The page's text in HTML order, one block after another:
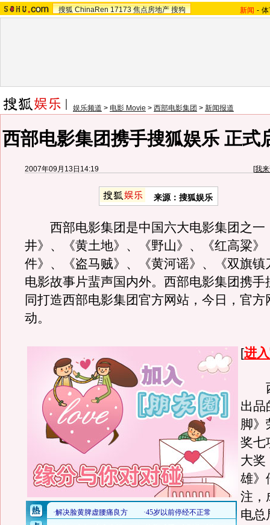
搜狐 ChinaRen 17173 焦点房地产 搜狗 新闻 -
娱乐频道 > 电影 Movie > 西部电影集团 > 新闻报道
西部电影集团携手搜狐娱乐 正式
2007年09月13日14:19 [我
来源：搜狐娱乐
西部电影集团是中国六大电影集团之一
井》、《黄土地》、《野山》、《红高粱》
件》、《盗马贼》、《黄河谣》、《双旗镇
电影故事片蜚声国内外。西部电影集团携手
同打造西部电影集团官方网站，今日，官方
动。
[进
西
出品
脚》
奖七
大奖
雄》
注，
电总